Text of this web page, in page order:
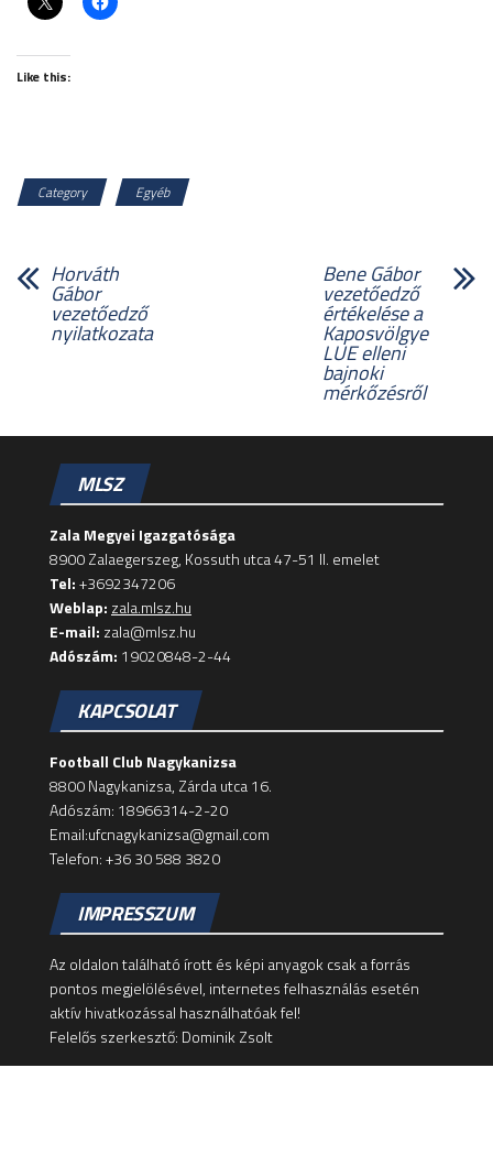
Like this:
Category Egyéb
Horváth
Gábor
vezetőedző
nyilatkozata
Bene Gábor
vezetőedző
értékelése a
Kaposvölgye
LUE elleni
bajnoki
mérkőzésről
MLSZ
Zala Megyei Igazgatósága
8900 Zalaegerszeg, Kossuth utca 47-51 II. emelet
Tel:+3692347206
Weblap: zala.mlsz.hu
E-mail: zala@mlsz.hu
Adószám: 19020848-2-44
KAPCSOLAT
Football Club Nagykanizsa
8800 Nagykanizsa, Zárda utca 16.
Adószám: 18966314-2-20
Email:ufcnagykanizsa@gmail.com
Telefon: +36 30 588 3820
IMPRESSZUM
Az oldalon található írott és képi anyagok csak a forrás
pontos megjelölésével, internetes felhasználás esetén
aktív hivatkozással használhatóak fel!
Felelős szerkesztő: Dominik Zsolt